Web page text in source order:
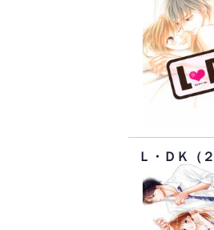
Ｌ・ＤＫ（２